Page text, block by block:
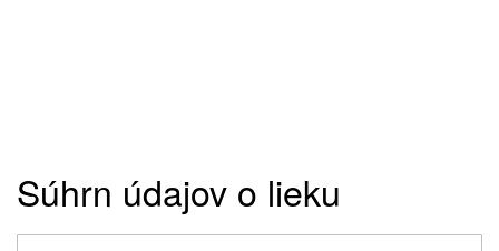
Súhrn údajov o lieku